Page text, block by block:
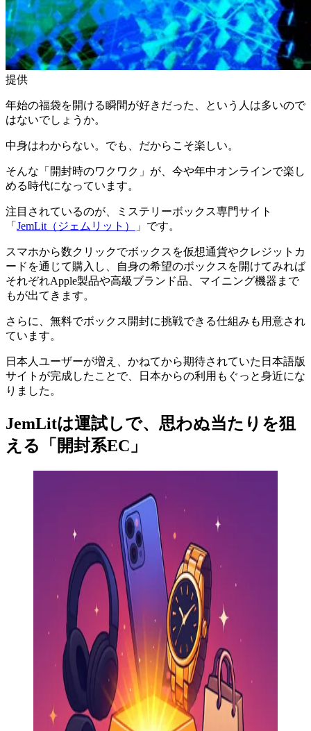
提供
年始の福袋を開ける瞬間が好きだった、という人は多いので
はないでしょうか。
中身はわからない。でも、だからこそ楽しい。
そんな「開封時のワクワク」が、今や年中オンラインで楽し
める時代になっています。
注目されているのが、ミステリーボックス専門サイト
「 JemLit（ジェムリット） 」です。
スマホから数クリックでボックスを仮想通貨やクレジットカ
ードを通じて購入し、自身の希望のボックスを開けてみれば
それぞれApple製品や高級ブランド品、マイニング機器まで
もが出てきます。
さらに、無料でボックス開封に挑戦できる仕組みも用意され
ています。
日本人ユーザーが増え、かねてから期待されていた日本語版
サイトが完成したことで、日本からの利用もぐっと身近にな
りました。
JemLitは運試しで、思わぬ当たりを狙
える「開封系EC」